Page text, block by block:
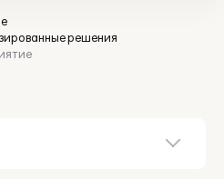
решения